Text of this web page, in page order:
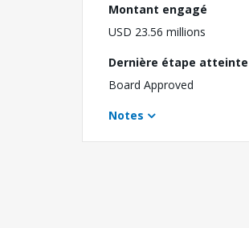
Montant engagé
USD 23.56 millions
Dernière étape atteinte
Board Approved
Notes